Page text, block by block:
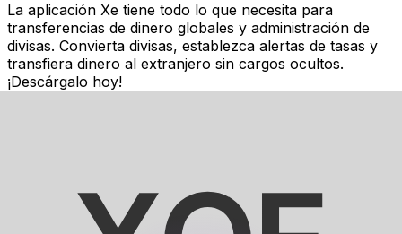
La aplicación Xe tiene todo lo que necesita para
transferencias de dinero globales y administración de
divisas. Convierta divisas, establezca alertas de tasas y
transfiera dinero al extranjero sin cargos ocultos.
¡Descárgalo hoy!